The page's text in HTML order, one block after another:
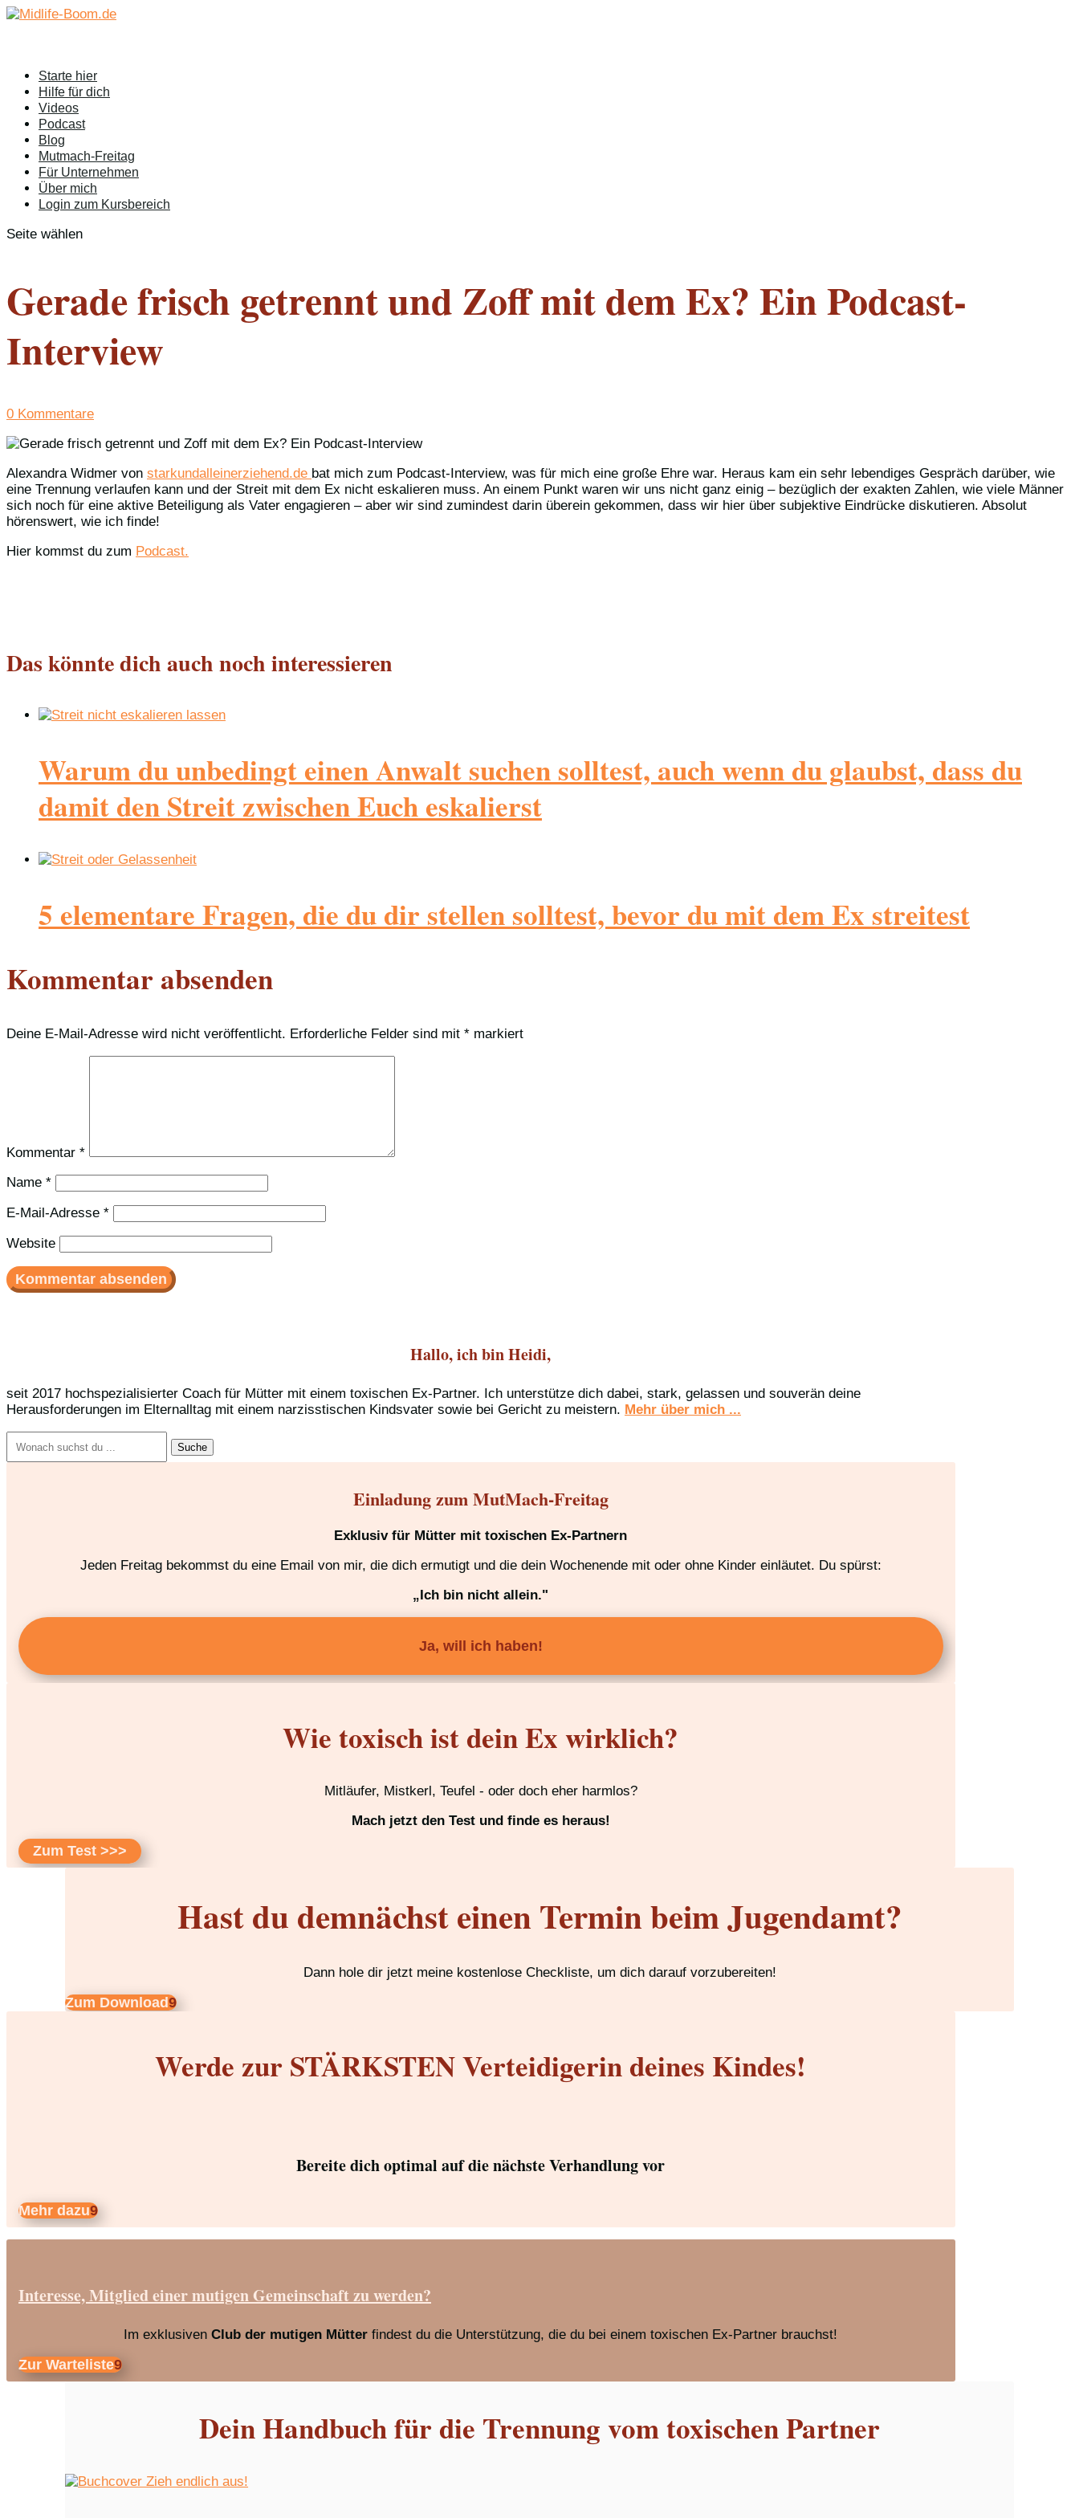
Starte hier
Hilfe für dich
Videos
Podcast
Blog
Mutmach-Freitag
Für Unternehmen
Über mich
Login zum Kursbereich
Seite wählen
Gerade frisch getrennt und Zoff mit dem Ex? Ein Podcast-
Interview
0 Kommentare
Alexandra Widmer von starkundalleinerziehend.de bat mich zum Podcast-Interview, was für mich eine große Ehre war. Heraus kam ein sehr lebendiges Gespräch darüber, wie
eine Trennung verlaufen kann und der Streit mit dem Ex nicht eskalieren muss. An einem Punkt waren wir uns nicht ganz einig – bezüglich der exakten Zahlen, wie viele Männer
sich noch für eine aktive Beteiligung als Vater engagieren – aber wir sind zumindest darin überein gekommen, dass wir hier über subjektive Eindrücke diskutieren. Absolut
hörenswert, wie ich finde!
Hier kommst du zum Podcast.
Das könnte dich auch noch interessieren
Warum du unbedingt einen Anwalt suchen solltest, auch wenn du glaubst, dass du
damit den Streit zwischen Euch eskalierst
5 elementare Fragen, die du dir stellen solltest, bevor du mit dem Ex streitest
Kommentar absenden
Deine E-Mail-Adresse wird nicht veröffentlicht. Erforderliche Felder sind mit * markiert
Kommentar *
Name *
E-Mail-Adresse *
Website
Hallo, ich bin Heidi,
seit 2017 hochspezialisierter Coach für Mütter mit einem toxischen Ex-Partner. Ich unterstütze dich dabei, stark, gelassen und souverän deine
Herausforderungen im Elternalltag mit einem narzisstischen Kindsvater sowie bei Gericht zu meistern. Mehr über mich ...
nach:
Einladung zum MutMach-Freitag
Exklusiv für Mütter mit toxischen Ex-Partnern
Jeden Freitag bekommst du eine Email von mir, die dich ermutigt und die dein Wochenende mit oder ohne Kinder einläutet. Du spürst:
„Ich bin nicht allein."
Ja, will ich haben!
Wie toxisch ist dein Ex wirklich?
Mitläufer, Mistkerl, Teufel - oder doch eher harmlos?
Mach jetzt den Test und finde es heraus!
Zum Test >>>
Hast du demnächst einen Termin beim Jugendamt?
Dann hole dir jetzt meine kostenlose Checkliste, um dich darauf vorzubereiten!
Zum Download
Werde zur STÄRKSTEN Verteidigerin deines Kindes!
Bereite dich optimal auf die nächste Verhandlung vor
Mehr dazu
Interesse, Mitglied einer mutigen Gemeinschaft zu werden?
Im exklusivenClub der mutigen Mütter findest du die Unterstützung, die du bei einem toxischen Ex-Partner brauchst!
Zur Warteliste
Dein Handbuch für die Trennung vom toxischen Partner